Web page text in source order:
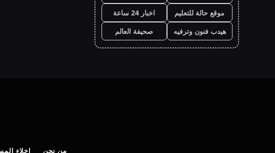
موقع حالة للتعليم
اخبار 24 ساعة
هيدب فنون وترفيه
صحيفة العالم
من نحن إخلاء